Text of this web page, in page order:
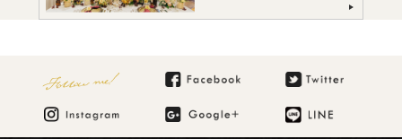
特別限定プレゼント付
Follow me!